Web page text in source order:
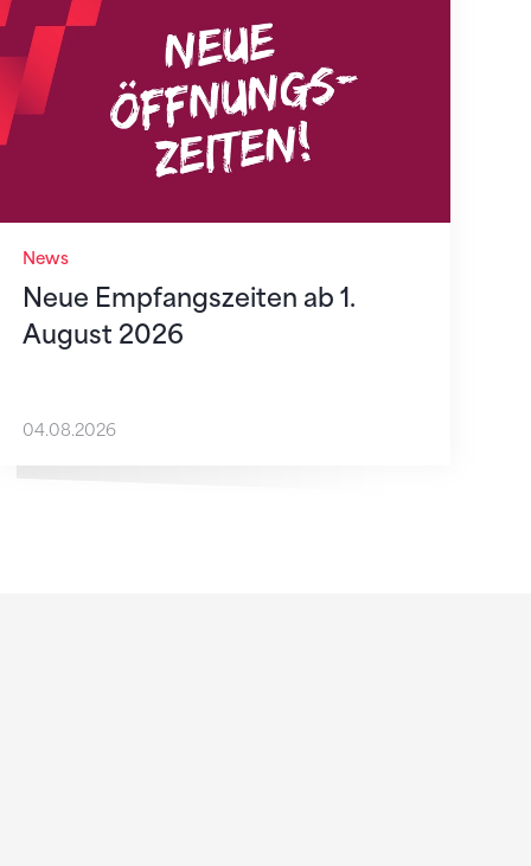
News
Neue Empfangszeiten ab 1.
August 2026
04.08.2026